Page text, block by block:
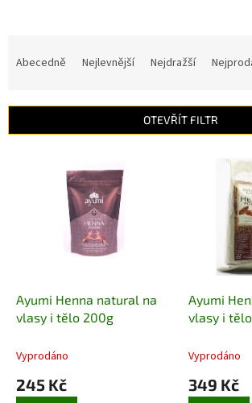
í
Abecedně Nejlevnější Nejdražší
OTEVŘÍT FILTR
Ayumi Henna natural na
vlasy i tělo 200g
Vyprodáno
245 Kč
Ayumi
vlasy i
Vyprodáno
349 Kč